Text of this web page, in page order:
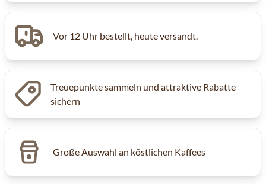
Vor 12 Uhr bestellt, heute versandt.
Treuepunkte sammeln und attraktive Rabatte
sichern
Große Auswahl an köstlichen Kaffees